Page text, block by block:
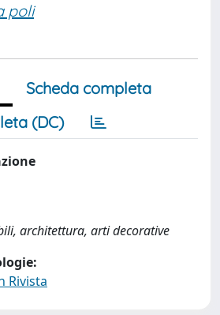
poli
Scheda completa
(DC)
architettura, arti decorative
Rivista